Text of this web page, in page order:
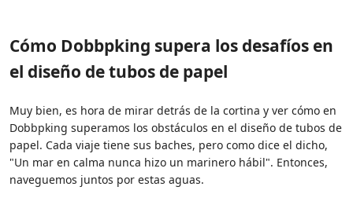
Cómo Dobbpking supera los desafíos en
el diseño de tubos de papel
Muy bien, es hora de mirar detrás de la cortina y ver cómo en
Dobbpking superamos los obstáculos en el diseño de tubos de
papel. Cada viaje tiene sus baches, pero como dice el dicho,
"Un mar en calma nunca hizo un marinero hábil". Entonces,
naveguemos juntos por estas aguas.